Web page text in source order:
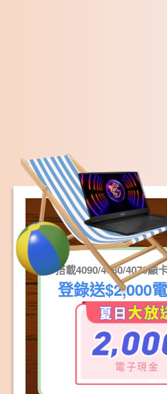
搭載4090/4080/4070顯
登錄送$2,000